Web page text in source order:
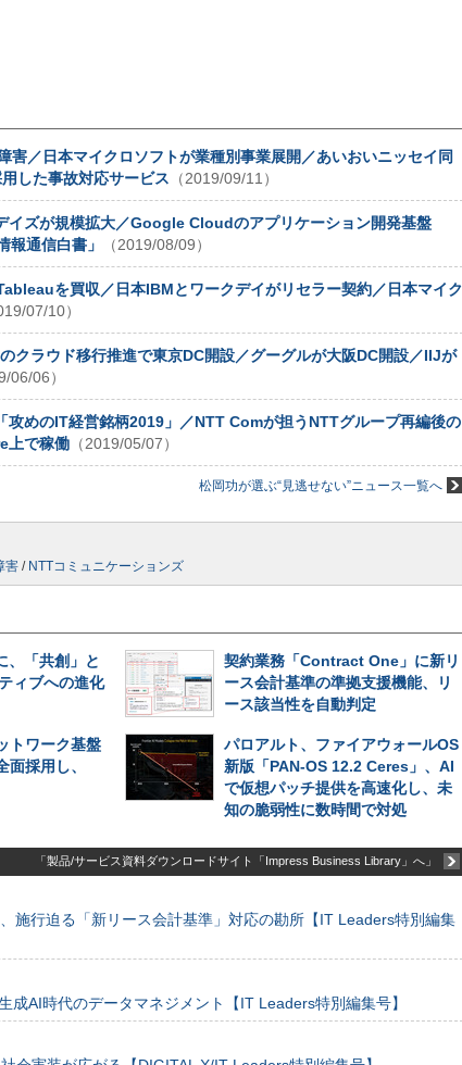
害／日本マイクロソフトが業種別事業展開／あいおいニッセイ同
した事故対応サービス （2019/09/11）
イズが規模拡大／Google Cloudのアプリケーション開発基盤
報通信白書」
（2019/08/09）
を買収／日本IBMとワークデイがリセラー契約／日本マイク
07/10）
クラウド移行推進で東京DC開設／グーグルが大阪DC開設／IIJが
06/06）
攻めのIT経営銘柄2019」／NTT Comが担うNTTグループ再編後の
上で稼働 （2019/05/07）
松岡功が選ぶ“見逃せない”ニュース一覧へ
害 / NTTコミュニケーションズ
、「共創」と
ィブへの進化
契約業務「Contract One」に新リ
ース会計基準の準拠支援機能、リ
ース該当性を自動判定
トワーク基盤
採用し、
パロアルト、ファイアウォールOS
新版「PAN-OS 12.2 Ceres」、AI
で仮想パッチ提供を高速化し、未
知の脆弱性に数時間で対処
「製品/サービス資料ダウンロードサイト「Impress Business Library」へ」
施行迫る「新リース会計基準」対応の勘所【IT Leaders特別編集
成AI時代のデータマネジメント【IT Leaders特別編集号】